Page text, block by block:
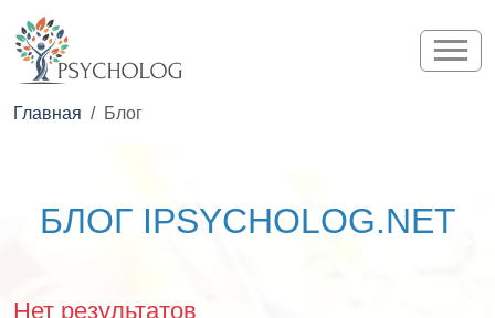
Главная Блог
БЛОГ IPSYCHOLOG.NET
Нет результатов